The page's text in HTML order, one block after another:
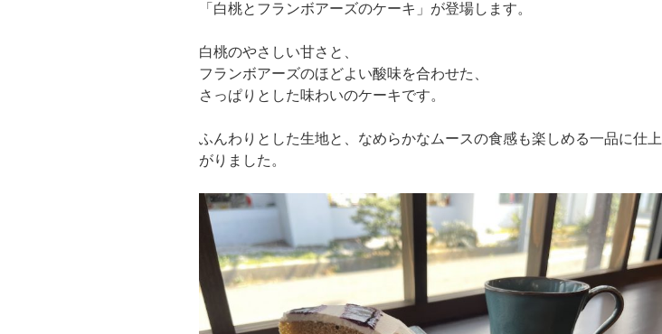
「白桃とフランボアーズのケーキ」が登場します。
白桃のやさしい甘さと、
フランボアーズのほどよい酸味を合わせた、
さっぱりとした味わいのケーキです。
ふんわりとした生地と、なめらかなムースの食感も楽しめる一品に仕上
がりました。